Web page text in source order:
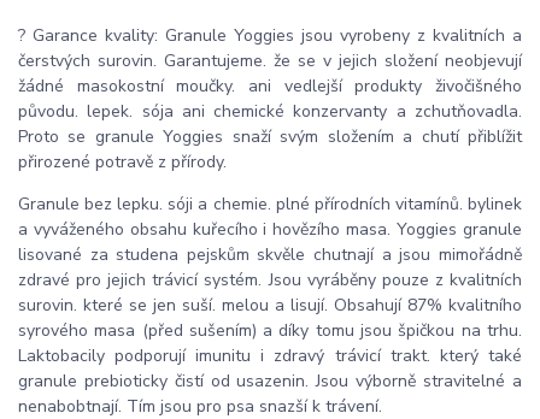
? Garance kvality: Granule Yoggies jsou vyrobeny z kvalitních a
čerstvých surovin. Garantujeme. že se v jejich složení neobjevují
žádné masokostní moučky. ani vedlejší produkty živočišného
původu. lepek. sója ani chemické konzervanty a zchutňovadla.
Proto se granule Yoggies snaží svým složením a chutí přiblížit
přirozené potravě z přírody.
Granule bez lepku. sóji a chemie. plné přírodních vitamínů. bylinek
a vyváženého obsahu kuřecího i hovězího masa. Yoggies granule
lisované za studena pejskům skvěle chutnají a jsou mimořádně
zdravé pro jejich trávicí systém. Jsou vyráběny pouze z kvalitních
surovin. které se jen suší. melou a lisují. Obsahují 87% kvalitního
syrového masa (před sušením) a díky tomu jsou špičkou na trhu.
Laktobacily podporují imunitu i zdravý trávicí trakt. který také
granule prebioticky čistí od usazenin. Jsou výborně stravitelné a
nenabobtnají. Tím jsou pro psa snazší k trávení.